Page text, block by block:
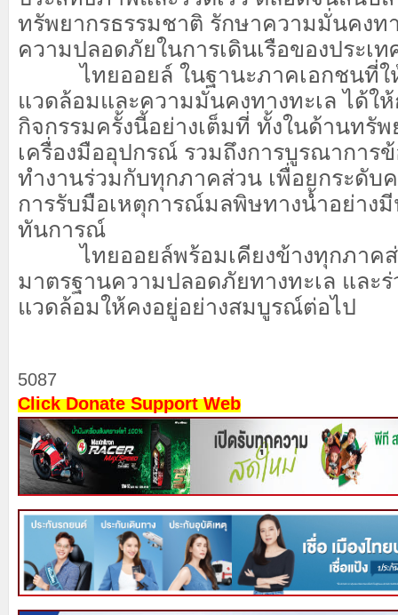
ทรัพยากรธรรมชาติ รักษาความมั่นคงทา
ความปลอดภัยในการเดินเรือของประเท
ไทยออยล์ ในฐานะภาคเอกชนที่ใ
แวดล้อมและความมั่นคงทางทะเล ได้ใ
กิจกรรมครั้งนี้อย่างเต็มที่ ทั้งในด้านทรั
เครื่องมืออุปกรณ์ รวมถึงการบูรณาการ
ทำงานร่วมกับทุกภาคส่วน เพื่อยกระดับ
การรับมือเหตุการณ์มลพิษทางน้ำอย่าง
ทันการณ์
ไทยออยล์พร้อมเคียงข้างทุกภาคส่
มาตรฐานความปลอดภัยทางทะเล และ
แวดล้อมให้คงอยู่อย่างสมบูรณ์ต่อไป
5087
Click Donate Support Web